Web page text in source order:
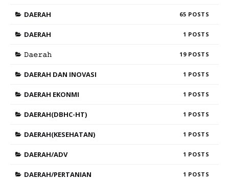
DAERAH 65
DAERAH 1
𝙳𝚊𝚎𝚛𝚊𝚑 19
DAERAH DAN INOVASI 1
DAERAH EKONMI 1
DAERAH(DBHC-HT) 1
DAERAH(KESEHATAN) 1
DAERAH/ADV 1
DAERAH/PERTANIAN 1